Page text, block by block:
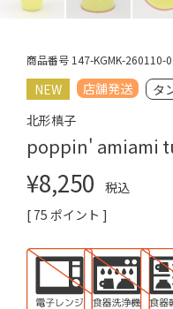
商品番号 147-KGMK-260110-
NEW 店舗発送
タ
北形槙子
poppin' amiami
¥8,250
税込
[ 75 ポイント ]